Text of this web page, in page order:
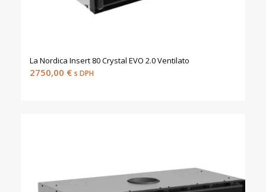
La Nordica Insert 80 Crystal EVO 2.0 Ventilato
2750,00 € s DPH